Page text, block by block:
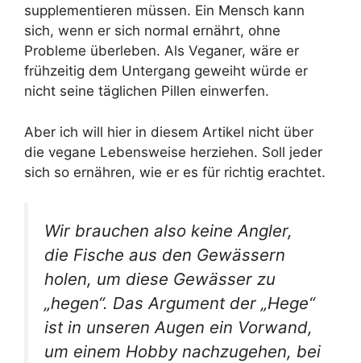
supplementieren müssen. Ein Mensch kann
sich, wenn er sich normal ernährt, ohne
Probleme überleben. Als Veganer, wäre er
frühzeitig dem Untergang geweiht würde er
nicht seine täglichen Pillen einwerfen.
Aber ich will hier in diesem Artikel nicht über
die vegane Lebensweise herziehen. Soll jeder
sich so ernähren, wie er es für richtig erachtet.
Wir brauchen also keine Angler,
die Fische aus den Gewässern
holen, um diese Gewässer zu
„hegen“. Das Argument der „Hege“
ist in unseren Augen ein Vorwand,
um einem Hobby nachzugehen, bei